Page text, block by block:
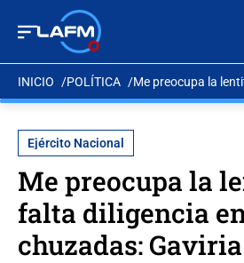
INICIO POLÍTICA Me preocupa la
Ejército Nacional
Me preocupa la
falta diligencia
chuzadas: